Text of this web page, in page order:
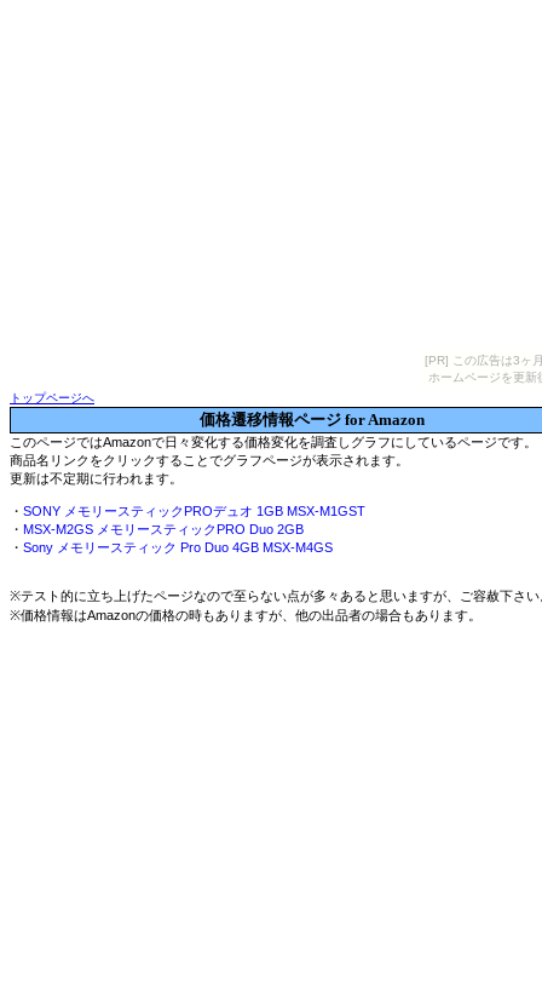
[PR] この広告は3ヶ
ホームページを更
トップページへ
価格遷移情報ページ for Amazon
このページではAmazonで日々変化する価格変化を調査しグラフにしているページです。
商品名リンクをクリックすることでグラフページが表示されます。
更新は不定期に行われます。
・ SONY メモリースティックPROデュオ 1GB MSX-M1GST
・ MSX-M2GS メモリースティックPRO Duo 2GB
・ Sony メモリースティック Pro Duo 4GB MSX-M4GS
※テスト的に立ち上げたページなので至らない点が多々あると思いますが、ご容赦下さい
※価格情報はAmazonの価格の時もありますが、他の出品者の場合もあります。